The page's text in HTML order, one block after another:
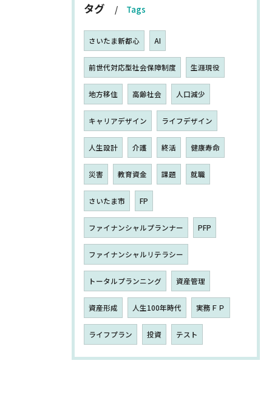
タグ Tags
さいたま新都心 AI
前世代対応型社会保障制度 生涯現役
地方移住 高齢社会 人口減少
キャリアデザイン ライフデザイン
人生設計 介護 終活 健康寿命
災害 教育資金 課題 就職
さいたま市 FP
ファイナンシャルプランナー PFP
ファイナンシャルリテラシー
トータルプランニング 資産管理
資産形成 人生100年時代 実務ＦＰ
ライフプラン 投資 テスト